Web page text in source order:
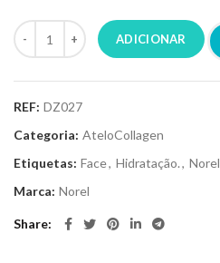
ADICIONAR
REF: DZ027
Categoria: AteloCollagen
Etiquetas: Face, Hidratação., Norel
Marca: Norel
Share